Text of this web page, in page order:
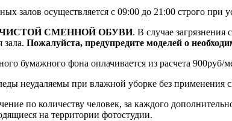
залов осуществляется с 09:00 до 21:00 строго
СМЕННОЙ ОБУВИ. В случае загрязнения
зала. Пожалуйста, предупредите моделей о
бумажного фона оплачивается из расчета 900руб/
неудаляемы при влажной уборке без применения
по количеству человек, за каждого
на территории фотостудии.